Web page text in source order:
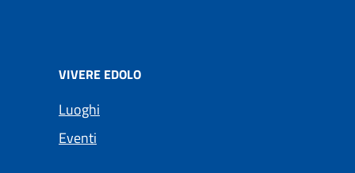
VIVERE EDOLO
Luoghi
Eventi